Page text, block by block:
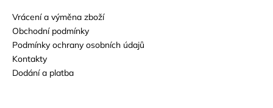
Vrácení a výměna zboží
Obchodní podmínky
Podmínky ochrany osobních údajů
Kontakty
Dodání a platba